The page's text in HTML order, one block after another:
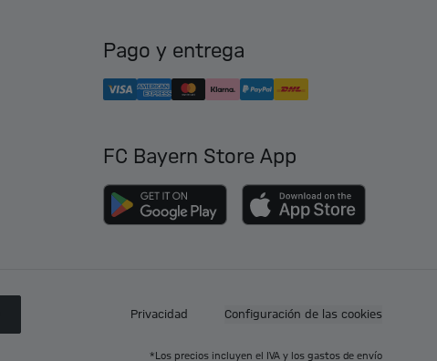
Pago y entrega
FC Bayern Store App
Privacidad Configuración de las cookies
*Los precios incluyen el IVA y los gastos de envío